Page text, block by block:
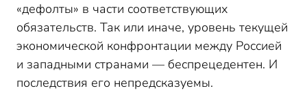
«дефолты» в части соответствующих
обязательств. Так или иначе, уровень текущей
экономической конфронтации между Россией
и западными странами — беспрецедентен. И
последствия его непредсказуемы.